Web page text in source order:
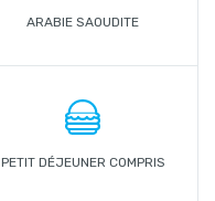
ARABIE SAOUDITE
PETIT DÉJEUNER COMPRIS